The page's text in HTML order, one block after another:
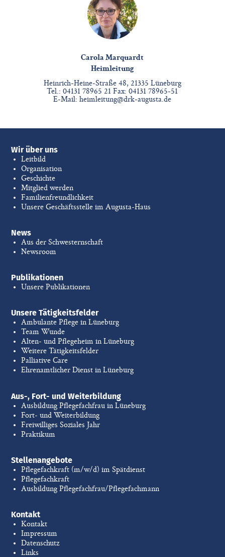
Carola Marquardt
Heimleitung
Heinrich-Heine-Straße 48, 21335 Lüneburg
Tel.: 04131 78965 21 Fax: 04131 78965-51
E-Mail:heimleitung@drk-augusta.de
Wir über uns
Leitbild
Organisation
Geschichte
Mitglied werden
Familienfreundlichkeit
Unsere Geschäftsstelle im Augusta-Haus
News
Aus der Schwesternschaft
Newsroom
Publikationen
Unsere Publikationen
Unsere Tätigkeitsfelder
Ambulante Pflege in Lüneburg
Team Wunde
Alten- und Pflegeheim in Lüneburg
Weitere Tätigkeitsfelder
Palliative Care
Ehrenamtlicher Dienst in Lüneburg
Aus-, Fort- und Weiterbildung
Ausbildung Pflegefachfrau in Lüneburg
Fort- und Weiterbildung
Freiwilliges Soziales Jahr
Praktikum
Stellenangebote
Pflegefachkraft (m/w/d) im Spätdienst
Pflegefachkraft
Ausbildung Pflegefachfrau/Pflegefachmann
Kontakt
Kontakt
Impressum
Datenschutz
Links